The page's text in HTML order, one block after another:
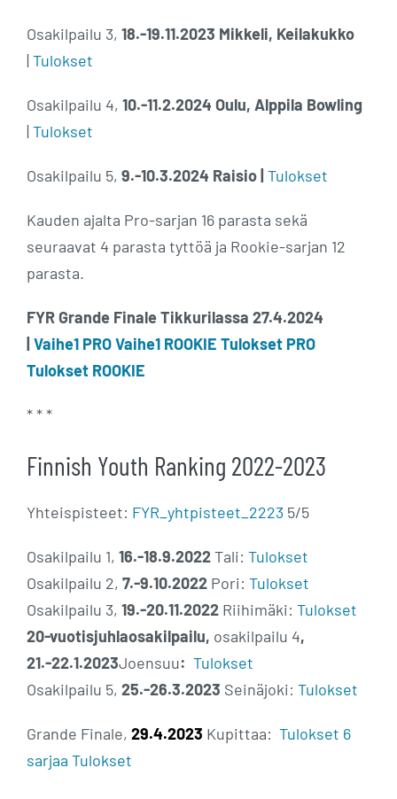
Osakilpailu 3, 18.-19.11.2023 Mikkeli, Keilakukko
| Tulokset
Osakilpailu 4, 10.-11.2.2024 Oulu, Alppila Bowling
| Tulokset
Osakilpailu 5, 9.-10.3.2024 Raisio | Tulokset
Kauden ajalta Pro-sarjan 16 parasta sekä
seuraavat 4 parasta tyttöä ja Rookie-sarjan 12
parasta.
FYR Grande Finale Tikkurilassa 27.4.2024
| Vaihe1 PROVaihe1 ROOKIE Tulokset PRO
Tulokset ROOKIE
* * *
Finnish Youth Ranking 2022-2023
Yhteispisteet: FYR_yhtpisteet_2223 5/5
Osakilpailu 1, 16.-18.9.2022Tali: Tulokset
Osakilpailu 2, 7.-9.10.2022 Pori: Tulokset
Osakilpailu 3, 19.-20.11.2022 Riihimäki: Tulokset
20-vuotisjuhlaosakilpailu, osakilpailu 4,
21.-22.1.2023Joensuu: Tulokset
Osakilpailu 5, 25.-26.3.2023 Seinäjoki: Tulokset
Grande Finale, 29.4.2023 Kupittaa: Tulokset 6
sarjaa Tulokset